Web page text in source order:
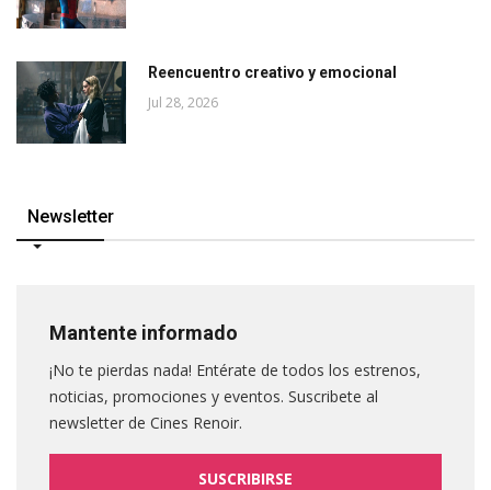
Reencuentro creativo y emocional
Jul 28, 2026
Newsletter
Mantente informado
¡No te pierdas nada! Entérate de todos los estrenos,
noticias, promociones y eventos. Suscribete al
newsletter de Cines Renoir.
SUSCRIBIRSE